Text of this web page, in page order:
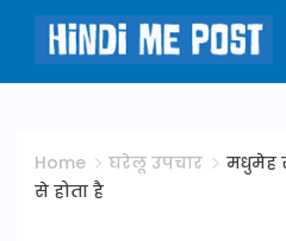
Skip
content
Hindi
Me
Post
Home घरेलू उपचार
मधुमेह
से होता है